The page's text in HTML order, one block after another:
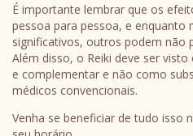
É importante lembrar que os
pessoa para pessoa, e
significativos, outros podem não
Além disso, o Reiki deve ser
e complementar e não como
médicos convencionais.
Venha se beneficiar de tudo isso